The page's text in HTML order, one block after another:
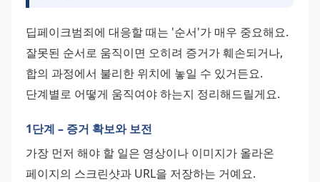
딥페이크범죄에 대응할 때는 '순서'가 매우 중요해요.
잘못된 순서로 움직이면 오히려 증거가 훼손되거나,
합의 과정에서 불리한 위치에 놓일 수 있거든요.
단계별로 어떻게 움직여야 하는지 정리해드릴게요.
1단계 – 증거 확보와 보전
가장 먼저 해야 할 일은 영상이나 이미지가 올라온
페이지의 스크린샷과 URL을 저장하는 거예요.